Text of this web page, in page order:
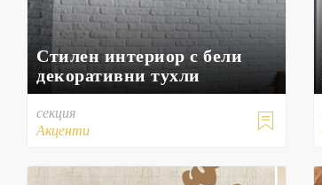
Стилен интериор с бели
декоративни тухли

секция
Акценти